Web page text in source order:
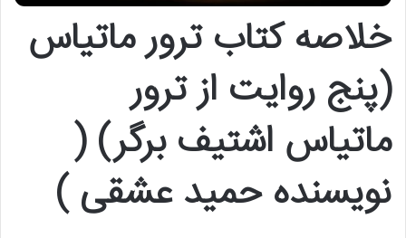
خلاصه کتاب ترور ماتیاس
(پنج روایت از ترور
ماتیاس اشتیف برگر) (
نویسنده حمید عشقی )